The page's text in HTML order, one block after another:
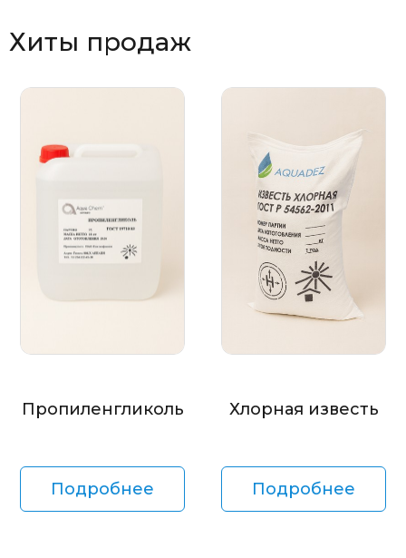
Хиты продаж
Пропиленгликоль
Подробнее
Хлорная известь
Подробнее